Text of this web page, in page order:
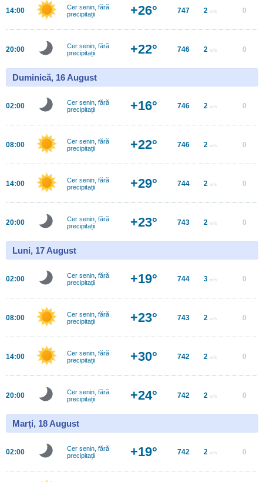
14:00
Cer senin, fără
precipitații
+26° 747 2 m/s 0
20:00
Cer senin, fără
precipitații
+22° 746 2 m/s 0
Duminică, 16 August
02:00
Cer senin, fără
precipitații
+16° 746 2 m/s 0
08:00
Cer senin, fără
precipitații
+22° 746 2 m/s 0
14:00
Cer senin, fără
precipitații
+29° 744 2 m/s 0
20:00
Cer senin, fără
precipitații
+23° 743 2 m/s 0
Luni, 17 August
02:00
Cer senin, fără
precipitații
+19° 744 3 m/s 0
08:00
Cer senin, fără
precipitații
+23° 743 2 m/s 0
14:00
Cer senin, fără
precipitații
+30° 742 2 m/s 0
20:00
Cer senin, fără
precipitații
+24° 742 2 m/s 0
Marţi, 18 August
02:00
Cer senin, fără
precipitații
+19° 742 2 m/s 0